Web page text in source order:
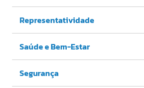
Representatividade
Saúde e Bem-Estar
Segurança